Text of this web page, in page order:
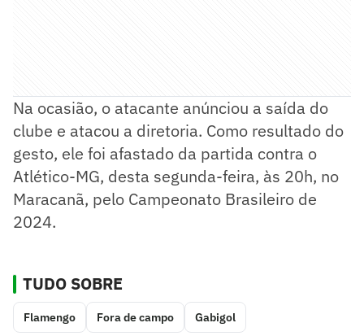
Na ocasião, o atacante anúnciou a saída do
clube e atacou a diretoria. Como resultado do
gesto, ele foi afastado da partida contra o
Atlético-MG, desta segunda-feira, às 20h, no
Maracanã, pelo Campeonato Brasileiro de
2024.
TUDO SOBRE
Flamengo Fora de campo Gabigol